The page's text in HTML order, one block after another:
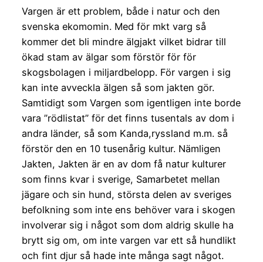
Vargen är ett problem, både i natur och den
svenska ekomomin. Med för mkt varg så
kommer det bli mindre älgjakt vilket bidrar till
ökad stam av älgar som förstör för för
skogsbolagen i miljardbelopp. För vargen i sig
kan inte avveckla älgen så som jakten gör.
Samtidigt som Vargen som igentligen inte borde
vara ”rödlistat” för det finns tusentals av dom i
andra länder, så som Kanda,ryssland m.m. så
förstör den en 10 tusenårig kultur. Nämligen
Jakten, Jakten är en av dom få natur kulturer
som finns kvar i sverige, Samarbetet mellan
jägare och sin hund, största delen av sveriges
befolkning som inte ens behöver vara i skogen
involverar sig i något som dom aldrig skulle ha
brytt sig om, om inte vargen var ett så hundlikt
och fint djur så hade inte många sagt något.